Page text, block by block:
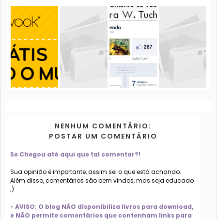
NENHUM COMENTÁRIO:
POSTAR UM COMENTÁRIO
Se Chegou até aqui que tal comentar?!
Sua opinião é importante, assim sei o que está achando.
Além disso, comentários são bem vindos, mas seja educado
;)
- AVISO: O blog NÃO disponibiliza livros para download,
e NÃO permite comentários que contenham links para